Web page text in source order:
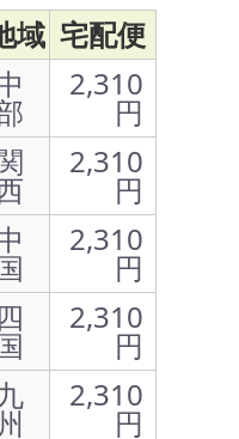
域 宅配便
2,310
円
2,310
円
2,310
円
四 2,310
円
2,310
円